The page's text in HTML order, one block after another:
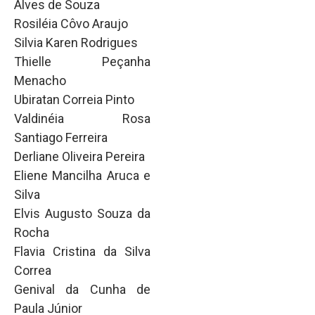
Alves de Souza
Rosiléia Côvo Araujo
Silvia Karen Rodrigues
Thielle Peçanha
Menacho
Ubiratan Correia Pinto
Valdinéia Rosa
Santiago Ferreira
Derliane Oliveira Pereira
Eliene Mancilha Aruca e
Silva
Elvis Augusto Souza da
Rocha
Flavia Cristina da Silva
Correa
Genival da Cunha de
Paula Júnior